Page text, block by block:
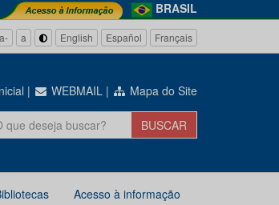
BRASIL
a- a English Español Français
| WEBMAIL | Mapa do Site
Acesso à informação